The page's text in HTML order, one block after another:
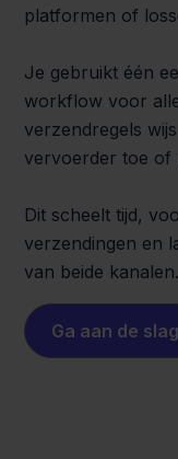
platformen of
Je gebruikt één
workflow voor
verzendregels
vervoerder toe of
Dit scheelt tijd,
verzendingen en
van beide kanalen.
Ga aan de slag